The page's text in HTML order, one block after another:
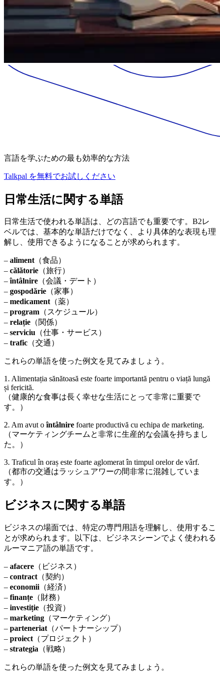
言語を学ぶための最も効率的な方法
Talkpal を無料でお試しください
日常生活に関する単語
日常生活で使われる単語は、どの言語でも重要です。B2レ
ベルでは、基本的な単語だけでなく、より具体的な表現も理
解し、使用できるようになることが求められます。
– aliment（食品）
– călătorie （旅行）
–întâlnire （会議・デート）
– gospodărie （家事）
– medicament（薬）
– program （スケジュール）
– relație （関係）
– serviciu （仕事・サービス）
– trafic （交通）
これらの単語を使った例文を見てみましょう。
1. Alimentația sănătoasă este foarte importantă pentru o viață lungă
și fericită.
（健康的な食事は長く幸せな生活にとって非常に重要で
す。）
2. Am avut oîntâlnire foarte productivă cu echipa de marketing.
（マーケティングチームと非常に生産的な会議を持ちまし
た。）
3. Traficul în oraș este foarte aglomerat în timpul orelor de vârf.
（都市の交通はラッシュアワーの間非常に混雑していま
す。）
ビジネスに関する単語
ビジネスの場面では、特定の専門用語を理解し、使用するこ
とが求められます。以下は、ビジネスシーンでよく使われる
ルーマニア語の単語です。
– afacere （ビジネス）
– contract （契約）
– economii （経済）
– finanțe （財務）
– investiție （投資）
– marketing （マーケティング）
– parteneriat （パートナーシップ）
– proiect （プロジェクト）
– strategia （戦略）
これらの単語を使った例文を見てみましょう。